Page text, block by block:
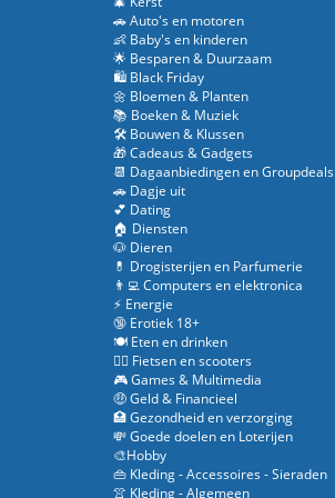
🚗 Auto's en motoren
👶 Baby's en kinderen
🌟 Besparen & Duurzaam
🛍️ Black Friday
🌼 Bloemen & Planten
📚 Boeken & Muziek
🛠️ Bouwen & Klussen
🎁 Cadeaus & Gadgets
📆 Dagaanbiedingen en Groupdeals
🚗 Dagje uit
💕 Dating
🏠 Diensten
🐶 Dieren
💊 Drogisterijen en Parfumerie
👨‍💻 Computers en elektronica
⚡ Energie
🔞 Erotiek 18+
🍽️ Eten en drinken
🚴‍♂️ Fietsen en scooters
🎮 Games & Multimedia
🤑 Geld & Financieel
🏥 Gezondheid en verzorging
💸 Goede doelen en Loterijen
🎨Hobby
👜 Kleding - Accessoires - Sieraden
👚 Kleding - Algemeen